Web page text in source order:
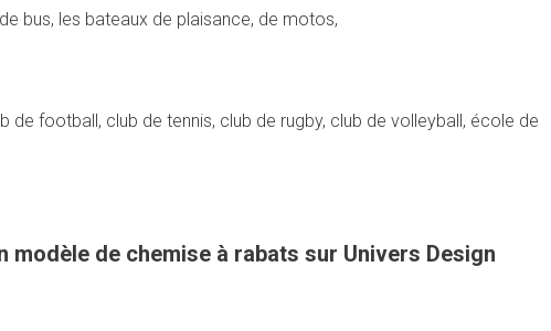
bus, les bateaux de plaisance, de motos,
de football, club de tennis, club de rugby, club de volleyball, école de
modèle de chemise à rabats sur Univers Design